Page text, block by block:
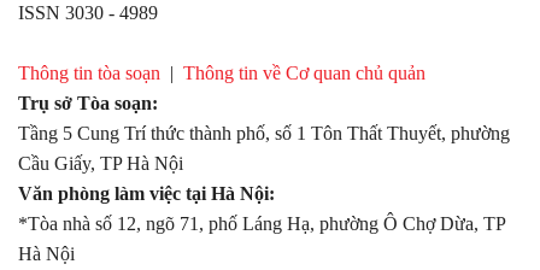
ISSN 3030 - 4989
Thông tin tòa soạn | Thông tin về Cơ quan chủ quản
Trụ sở Tòa soạn:
Tầng 5 Cung Trí thức thành phố, số 1 Tôn Thất Thuyết, phường
Cầu Giấy, TP Hà Nội
Văn phòng làm việc tại Hà Nội:
*Tòa nhà số 12, ngõ 71, phố Láng Hạ, phường Ô Chợ Dừa, TP
Hà Nội